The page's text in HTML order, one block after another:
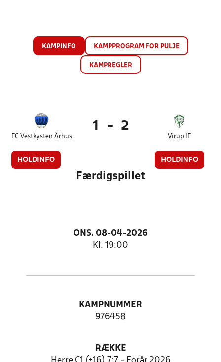
KAMPINFO KAMPPROGRAM FOR PULJE
KAMPREGLER
FC Vestkysten Århus
HOLDINFO
1 - 2
Virup IF
HOLDINFO
Færdigspillet
ONS. 08-04-2026
Kl. 19:00
KAMPNUMMER
976458
RÆKKE
Herre C1 (+16) 7:7 - Forår 2026